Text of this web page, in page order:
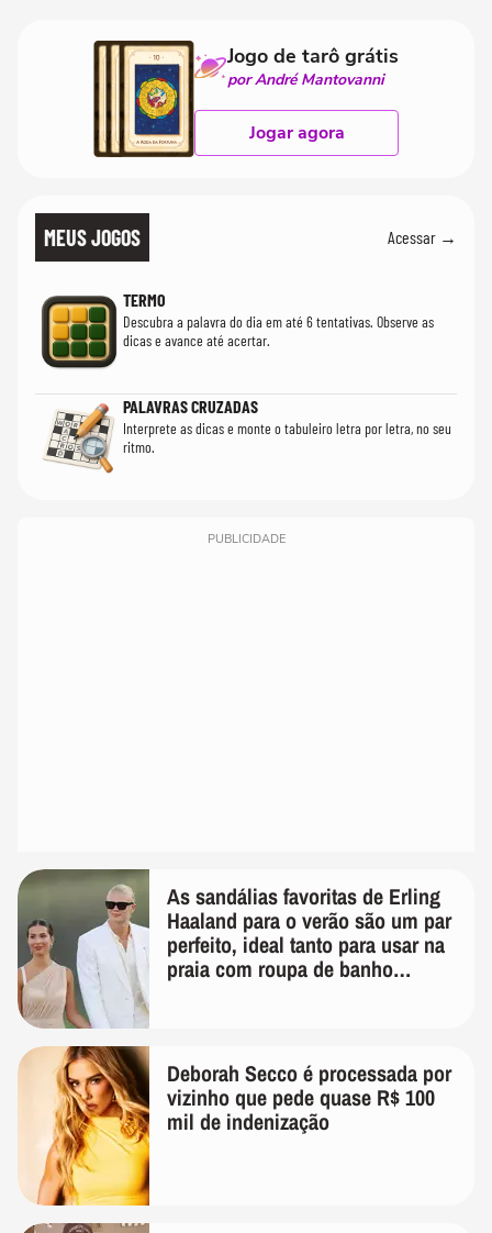
Jogo de tarô grátis
por André Mantovanni
Jogar agora
MEUS JOGOS Acessar →
TERMO
Descubra a palavra do dia em até 6 tentativas. Observe as
dicas e avance até acertar.
PALAVRAS CRUZADAS
Interprete as dicas e monte o tabuleiro letra por letra, no seu
ritmo.
PUBLICIDADE
As sandálias favoritas de Erling
Haaland para o verão são um par
perfeito, ideal tanto para usar na
praia com roupa de banho
Deborah Secco é processada por
vizinho que pede quase R$ 100
mil de indenização